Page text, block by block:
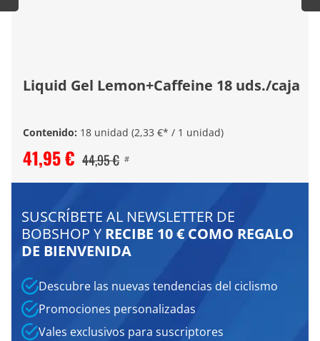
Liquid Gel Lemon+Caffeine 18 uds./caja
Contenido: 18 unidad (2,33 €* / 1 unidad)
41,95 € 44,95 € #
SUSCRÍBETE AL NEWSLETTER DE
BOBSHOP Y RECIBE 10 € COMO REGALO
DE BIENVENIDA
Descubre las nuevas tendencias del ciclismo
Promociones personalizadas
Vales exclusivos para suscriptores